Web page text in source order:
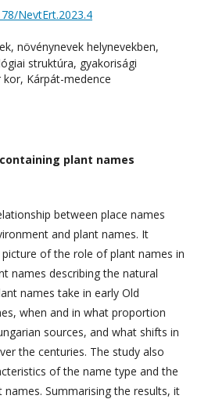
NevtErt.2023.4
növénynevek helynevekben,
struktúra, gyakorisági
Kárpát-medence
plant names
between place names
and plant names. It
of the role of plant names in
names describing the natural
names take in early Old
when and in what proportion
sources, and what shifts in
the centuries. The study also
of the name type and the
Summarising the results, it